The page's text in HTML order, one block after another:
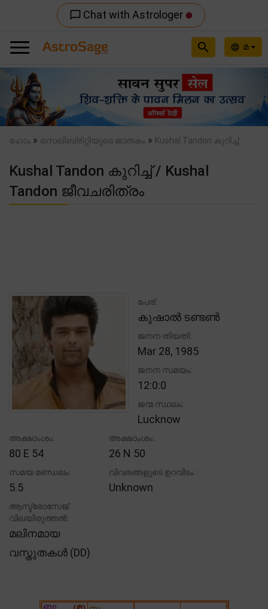
chat_bubble_outline Chat with Astrologer
language മ
search
Previous
ഹോം » സെലിബ്രിറ്റിയുടെ ജാതകം » Kushal Tandon കുറിച്ച്
Kushal Tandon കുറിച്ച് / Kushal
Tandon ജീവചരിത്രം
പേര്:
കുഷാൽ ടണ്ടൺ
ജനന തിയതി:
Mar 28, 1985
ജനന സമയം:
12:0:0
ജന്മ സ്ഥലം:
Lucknow
അക്ഷാംശം:
80 E 54
അക്ഷാംശം:
26 N 50
സമയ മണ്ഡലം:
5.5
വിവരങ്ങളുടെ ഉറവിടം:
Unknown
ആസ്ട്രോസേജ്
വിലയിരുത്തൽ:
മലിനമായ
വസ്തുതകൾ (DD)